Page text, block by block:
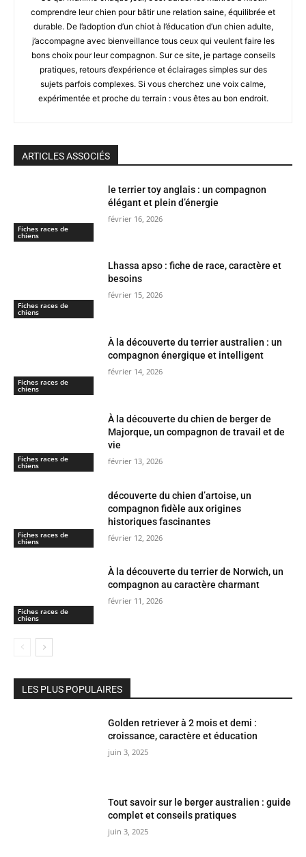
comprendre leur chien pour bâtir une relation saine, équilibrée et
durable. De l’adoption d’un chiot à l’éducation d’un chien adulte,
j’accompagne avec bienveillance tous ceux qui veulent faire les
bons choix pour leur compagnon. Sur ce site, je partage conseils
pratiques, retours d’expérience et éclairages simples sur des
sujets parfois complexes. Si vous cherchez une voix calme,
expérimentée et proche du terrain : vous êtes au bon endroit.
ARTICLES ASSOCIÉS
Fiches races de
chiens
le terrier toy anglais : un compagnon
élégant et plein d’énergie
février 16, 2026
Fiches races de
chiens
Lhassa apso : fiche de race, caractère et
besoins
février 15, 2026
Fiches races de
chiens
À la découverte du terrier australien : un
compagnon énergique et intelligent
février 14, 2026
Fiches races de
chiens
À la découverte du chien de berger de
Majorque, un compagnon de travail et de
vie
février 13, 2026
Fiches races de
chiens
découverte du chien d’artoise, un
compagnon fidèle aux origines
historiques fascinantes
février 12, 2026
Fiches races de
chiens
À la découverte du terrier de Norwich, un
compagnon au caractère charmant
février 11, 2026
LES PLUS POPULAIRES
Golden retriever à 2 mois et demi :
croissance, caractère et éducation
juin 3, 2025
Tout savoir sur le berger australien : guide
complet et conseils pratiques
juin 3, 2025